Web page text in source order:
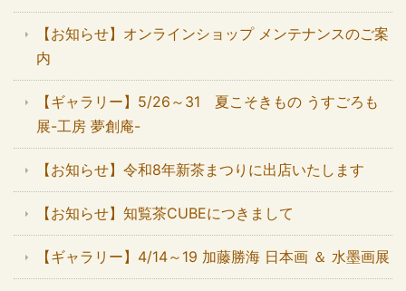
【お知らせ】オンラインショップ メンテナンスのご案
内
【ギャラリー】5/26～31 夏こそきもの うすごろも
展-工房 夢創庵-
【お知らせ】令和8年新茶まつりに出店いたします
【お知らせ】知覧茶CUBEにつきまして
【ギャラリー】4/14～19 加藤勝海 日本画 ＆ 水墨画展